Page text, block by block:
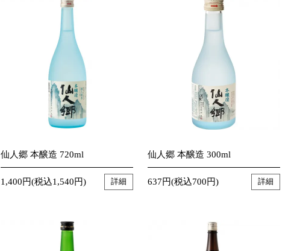
仙人郷 本醸造 720ml
1,400円(税込1,540円) 詳細
仙人郷 本醸造 300ml
637円(税込700円) 詳細